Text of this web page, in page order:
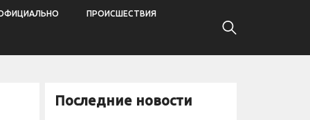
ПРОИСШЕСТВИЯ
Последние новости